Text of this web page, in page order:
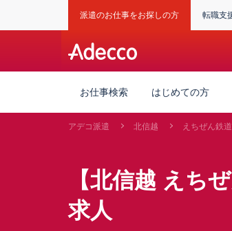
派遣のお仕事をお探しの方 転職支
お仕事検索 はじめての方
アデコ派遣 北信越 えちぜん鉄
【北信越 えち
求人